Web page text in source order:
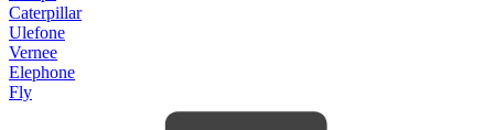
Caterpillar
Ulefone
Vernee
Elephone
Fly